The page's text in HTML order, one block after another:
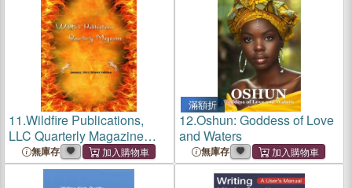
11.Wildfire Publications,
LLC Quarterly Magazine
January 2022 Winter Edition
無庫存
滿額折
12.Oshun: Goddess of Love
and Waters
無庫存